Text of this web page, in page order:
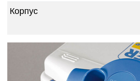
Корпус